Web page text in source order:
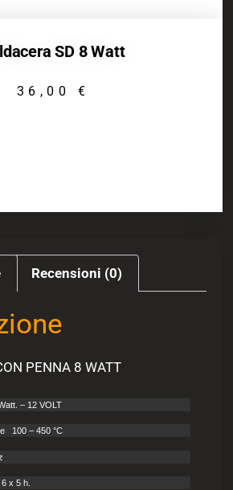
SD 8 Watt
36,00 €
Recensioni (0)
PENNA 8 WATT
– 12 VOLT
100 – 450 °C
x 5 h.